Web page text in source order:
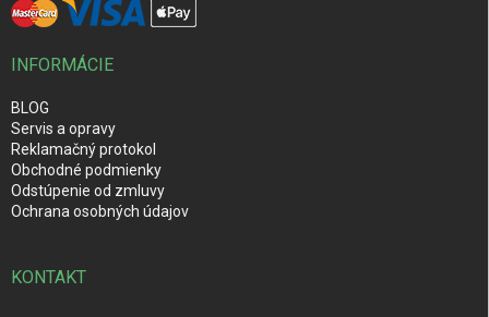
INFORMÁCIE
BLOG
Servis a opravy
Reklamačný protokol
Obchodné podmienky
Odstúpenie od zmluvy
Ochrana osobných údajov
KONTAKT